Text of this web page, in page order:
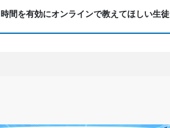
時間を有効にオンラインで教えてほしい生徒